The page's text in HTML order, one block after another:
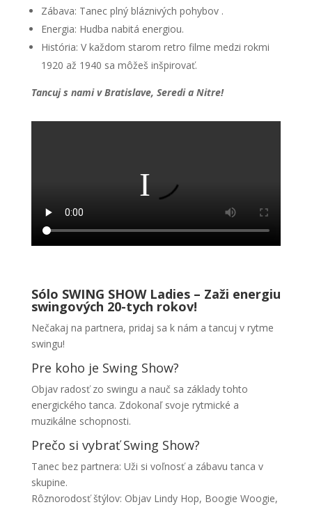
Zábava: Tanec plný bláznivých pohybov .
Energia: Hudba nabitá energiou.
História: V každom starom retro filme medzi rokmi
1920 až 1940 sa môžeš inšpirovať.
Tancuj s nami v Bratislave, Seredi a Nitre!
Sólo SWING SHOW Ladies – Zaži energiu
swingových 20-tych rokov!
Nečakaj na partnera, pridaj sa k nám a tancuj v rytme
swingu!
Pre koho je Swing Show?
Objav radosť zo swingu a nauč sa základy tohto
energického tanca. Zdokonaľ svoje rytmické a
muzikálne schopnosti.
Prečo si vybrať Swing Show?
Tanec bez partnera: Uži si voľnosť a zábavu tanca v
skupine.
Rôznorodosť štýlov: Objav Lindy Hop, Boogie Woogie,